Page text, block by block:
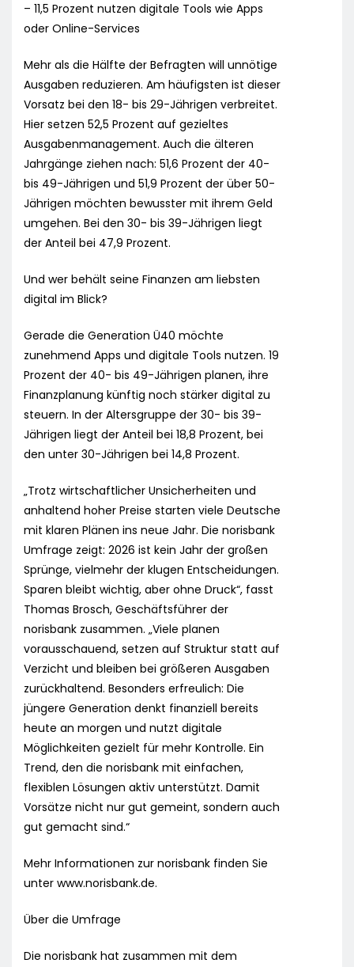
– 11,5 Prozent nutzen digitale Tools wie Apps
oder Online-Services
Mehr als die Hälfte der Befragten will unnötige
Ausgaben reduzieren. Am häufigsten ist dieser
Vorsatz bei den 18- bis 29-Jährigen verbreitet.
Hier setzen 52,5 Prozent auf gezieltes
Ausgabenmanagement. Auch die älteren
Jahrgänge ziehen nach: 51,6 Prozent der 40-
bis 49-Jährigen und 51,9 Prozent der über 50-
Jährigen möchten bewusster mit ihrem Geld
umgehen. Bei den 30- bis 39-Jährigen liegt
der Anteil bei 47,9 Prozent.
Und wer behält seine Finanzen am liebsten
digital im Blick?
Gerade die Generation Ü40 möchte
zunehmend Apps und digitale Tools nutzen. 19
Prozent der 40- bis 49-Jährigen planen, ihre
Finanzplanung künftig noch stärker digital zu
steuern. In der Altersgruppe der 30- bis 39-
Jährigen liegt der Anteil bei 18,8 Prozent, bei
den unter 30-Jährigen bei 14,8 Prozent.
„Trotz wirtschaftlicher Unsicherheiten und
anhaltend hoher Preise starten viele Deutsche
mit klaren Plänen ins neue Jahr. Die norisbank
Umfrage zeigt: 2026 ist kein Jahr der großen
Sprünge, vielmehr der klugen Entscheidungen.
Sparen bleibt wichtig, aber ohne Druck“, fasst
Thomas Brosch, Geschäftsführer der
norisbank zusammen. „Viele planen
vorausschauend, setzen auf Struktur statt auf
Verzicht und bleiben bei größeren Ausgaben
zurückhaltend. Besonders erfreulich: Die
jüngere Generation denkt finanziell bereits
heute an morgen und nutzt digitale
Möglichkeiten gezielt für mehr Kontrolle. Ein
Trend, den die norisbank mit einfachen,
flexiblen Lösungen aktiv unterstützt. Damit
Vorsätze nicht nur gut gemeint, sondern auch
gut gemacht sind.“
Mehr Informationen zur norisbank finden Sie
unter www.norisbank.de.
Über die Umfrage
Die norisbank hat zusammen mit dem